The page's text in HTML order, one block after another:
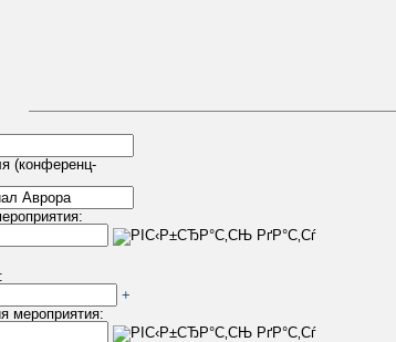
(конференц-
+
мероприятия: